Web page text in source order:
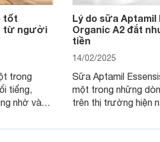
tốt
từ người
trong
tiếng,
nhờ vào
Lý do sữa Aptamil
Organic A2 đắt
tiền
14/02/2025
Sữa Aptamil
một trong những
trên thị trường hiện